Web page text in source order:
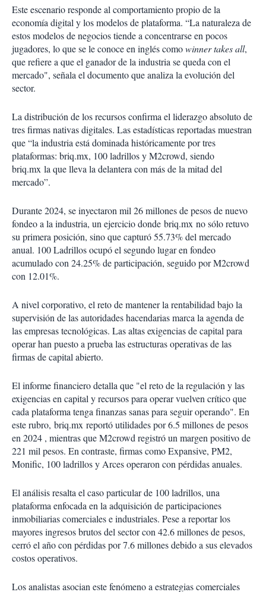
Este escenario responde al comportamiento propio de la
economía digital y los modelos de plataforma. “La naturaleza de
estos modelos de negocios tiende a concentrarse en pocos
jugadores, lo que se le conoce en inglés comowinner takes all,
que refiere a que el ganador de la industria se queda con el
mercado", señala el documento que analiza la evolución del
sector.
La distribución de los recursos confirma el liderazgo absoluto de
tres firmas nativas digitales. Las estadísticas reportadas muestran
que “la industria está dominada históricamente por tres
plataformas: briq.mx, 100 ladrillos y M2crowd, siendo
briq.mx la que lleva la delantera con más de la mitad del
mercado”.
Durante 2024, se inyectaron mil 26 millones de pesos de nuevo
fondeo a la industria, un ejercicio donde briq.mx no sólo retuvo
su primera posición, sino que capturó 55.73% del mercado
anual. 100 Ladrillos ocupó el segundo lugar en fondeo
acumulado con 24.25% de participación, seguido por M2crowd
con 12.01%.
A nivel corporativo, el reto de mantener la rentabilidad bajo la
supervisión de las autoridades hacendarias marca la agenda de
las empresas tecnológicas. Las altas exigencias de capital para
operar han puesto a prueba las estructuras operativas de las
firmas de capital abierto.
El informe financiero detalla que "el reto de la regulación y las
exigencias en capital y recursos para operar vuelven crítico que
cada plataforma tenga finanzas sanas para seguir operando". En
este rubro, briq.mx reportó utilidades por 6.5 millones de pesos
en 2024 , mientras que M2crowd registró un margen positivo de
221 mil pesos. En contraste, firmas como Expansive, PM2,
Monific, 100 ladrillos y Arces operaron con pérdidas anuales.
El análisis resalta el caso particular de 100 ladrillos, una
plataforma enfocada en la adquisición de participaciones
inmobiliarias comerciales e industriales. Pese a reportar los
mayores ingresos brutos del sector con 42.6 millones de pesos,
cerró el año con pérdidas por 7.6 millones debido a sus elevados
costos operativos.
Los analistas asocian este fenómeno a estrategias comerciales